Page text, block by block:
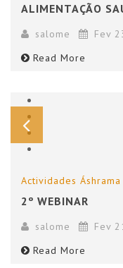
ALIMENTAÇÃO
salome Fev
Read More
Actividades
2º WEBINAR
salome Fev
Read More